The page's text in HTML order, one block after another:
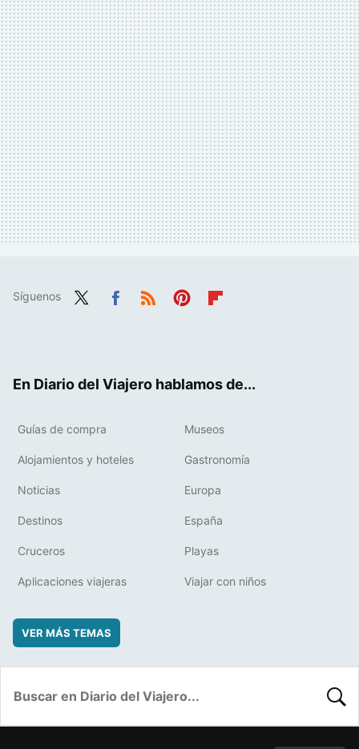
Síguenos
En Diario del Viajero hablamos de...
Guías de compra Museos
Alojamientos y hoteles Gastronomía
Noticias Europa
Destinos España
Cruceros Playas
Aplicaciones viajeras Viajar con niños
VER MÁS TEMAS